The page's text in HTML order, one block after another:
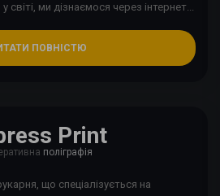
світі, ми дізнаємося через інтернет...
ПОВНІСТЮ
Print
поліграфія
що спеціалізується на